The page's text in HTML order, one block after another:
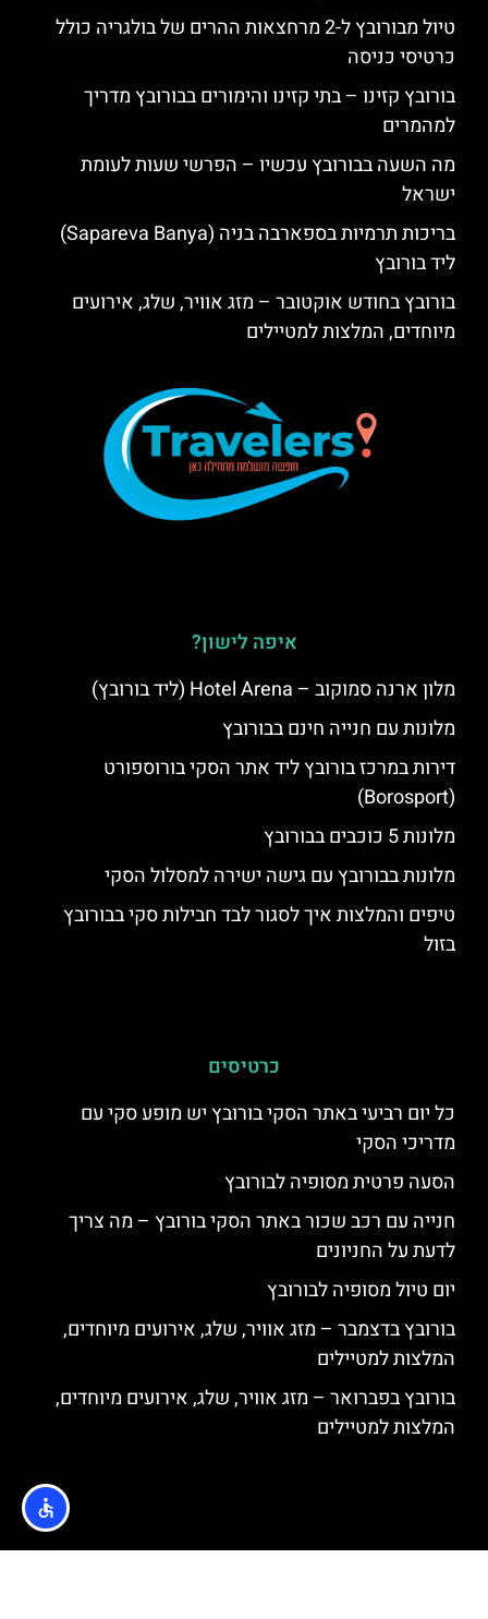
טיול מבורובץ ל-2 מרחצאות ההרים של בולגריה כולל
כרטיסי כניסה
בורובץ קזינו – בתי קזינו והימורים בבורובץ מדריך
למהמרים
מה השעה בבורובץ עכשיו – הפרשי שעות לעומת
ישראל
בריכות תרמיות בספארבה בניה (Sapareva Banya)
ליד בורובץ
בורובץ בחודש אוקטובר – מזג אוויר, שלג, אירועים
מיוחדים, המלצות למטיילים
איפה לישון?
מלון ארנה סמוקוב – Hotel Arena (ליד בורובץ)
מלונות עם חנייה חינם בבורובץ
דירות במרכז בורובץ ליד אתר הסקי בורוספורט
(Borosport)
מלונות 5 כוכבים בבורובץ
מלונות בבורובץ עם גישה ישירה למסלול הסקי
טיפים והמלצות איך לסגור לבד חבילות סקי בבורובץ
בזול
כרטיסים
כל יום רביעי באתר הסקי בורובץ יש מופע סקי עם
מדריכי הסקי
הסעה פרטית מסופיה לבורובץ
חנייה עם רכב שכור באתר הסקי בורובץ – מה צריך
לדעת על החניונים
יום טיול מסופיה לבורובץ
בורובץ בדצמבר – מזג אוויר, שלג, אירועים מיוחדים,
המלצות למטיילים
בורובץ בפברואר – מזג אוויר, שלג, אירועים מיוחדים,
המלצות למטיילים